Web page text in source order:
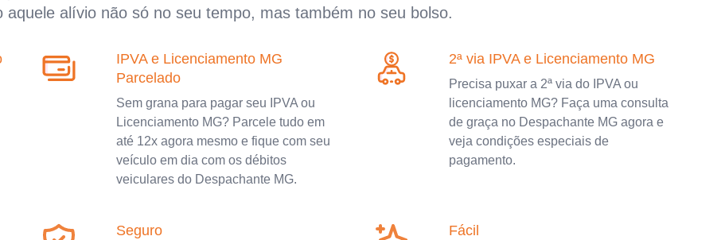
aquele alívio não só no seu tempo, mas também no seu bolso.
IPVA e Licenciamento MG
Parcelado
Sem grana para pagar seu IPVA ou
Licenciamento MG? Parcele tudo em
até 12x agora mesmo e fique com seu
veículo em dia com os débitos
veiculares do Despachante MG.
2ª via IPVA e Licenciamento MG
Precisa puxar a 2ª via do IPVA ou
licenciamento MG? Faça uma consulta
de graça no Despachante MG agora e
veja condições especiais de
pagamento.
Seguro Fácil